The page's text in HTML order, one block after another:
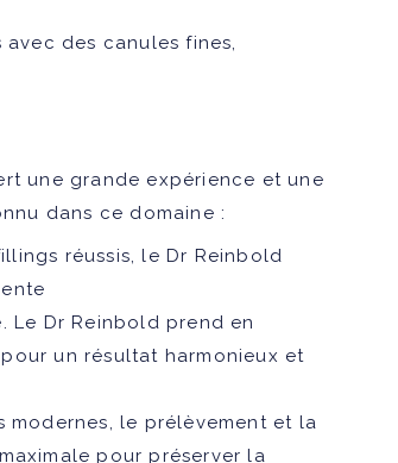
des canules fines,
une grande expérience et une
dans ce domaine :
réussis, le Dr Reinbold
Le Dr Reinbold prend en
un résultat harmonieux et
modernes, le prélèvement et la
pour préserver la